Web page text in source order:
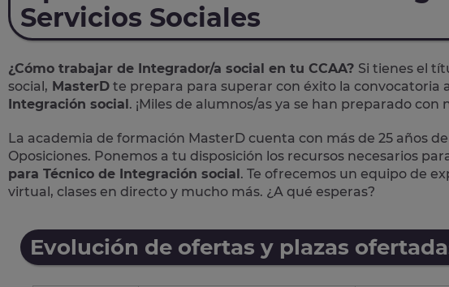
Servicios Sociales
¿Cómo trabajar de Integrador/a social en tu CCAA? Si tienes el
social, MasterD te prepara para superar con éxito la convocatoria
Integración social. ¡Miles de alumnos/as ya se han preparado con
La academia de formación MasterD cuenta con más de 25 años
Oposiciones. Ponemos a tu disposición los recursos necesarios
para Técnico de Integración social. Te ofrecemos un equipo de
virtual, clases en directo y mucho más. ¿A qué esperas?
Evolución de ofertas y plazas